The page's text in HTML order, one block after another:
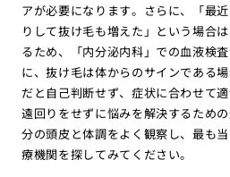
アが必要になります。さらに、「最
りして抜け毛も増えた」という場合
るため、「内分泌内科」での血液検
に、抜け毛は体からのサインである
だと自己判断せず、症状に合わせて
遠回りをせずに悩みを解決するため
分の頭皮と体調をよく観察し、最も
療機関を探してみてください。